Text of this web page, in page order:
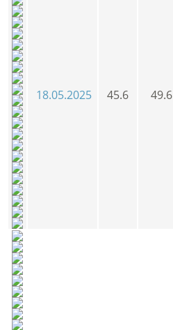
18.05.2025 45.6 49.6